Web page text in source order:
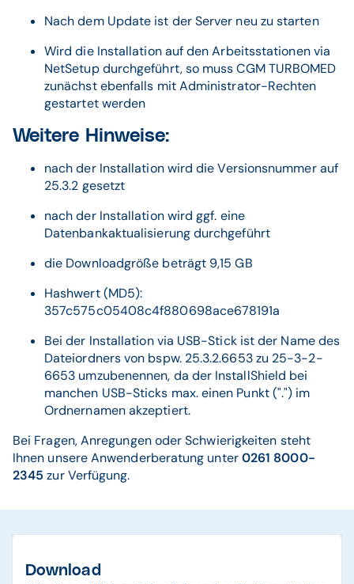
Nach dem Update ist der Server neu zu starten
Wird die Installation auf den Arbeitsstationen via
NetSetup durchgeführt, so muss CGM TURBOMED
zunächst ebenfalls mit Administrator-Rechten
gestartet werden
Weitere Hinweise:
nach der Installation wird die Versionsnummer auf
25.3.2 gesetzt
nach der Installation wird ggf. eine
Datenbankaktualisierung durchgeführt
die Downloadgröße beträgt 9,15 GB
Hashwert (MD5):
357c575c05408c4f880698ace678191a
Bei der Installation via USB-Stick ist der Name des
Dateiordners von bspw. 25.3.2.6653 zu 25-3-2-
6653 umzubenennen, da der InstallShield bei
manchen USB-Sticks max. einen Punkt (".") im
Ordnernamen akzeptiert.
Bei Fragen, Anregungen oder Schwierigkeiten steht
Ihnen unsere Anwenderberatung unter0261 8000-
2345 zur Verfügung.
Download